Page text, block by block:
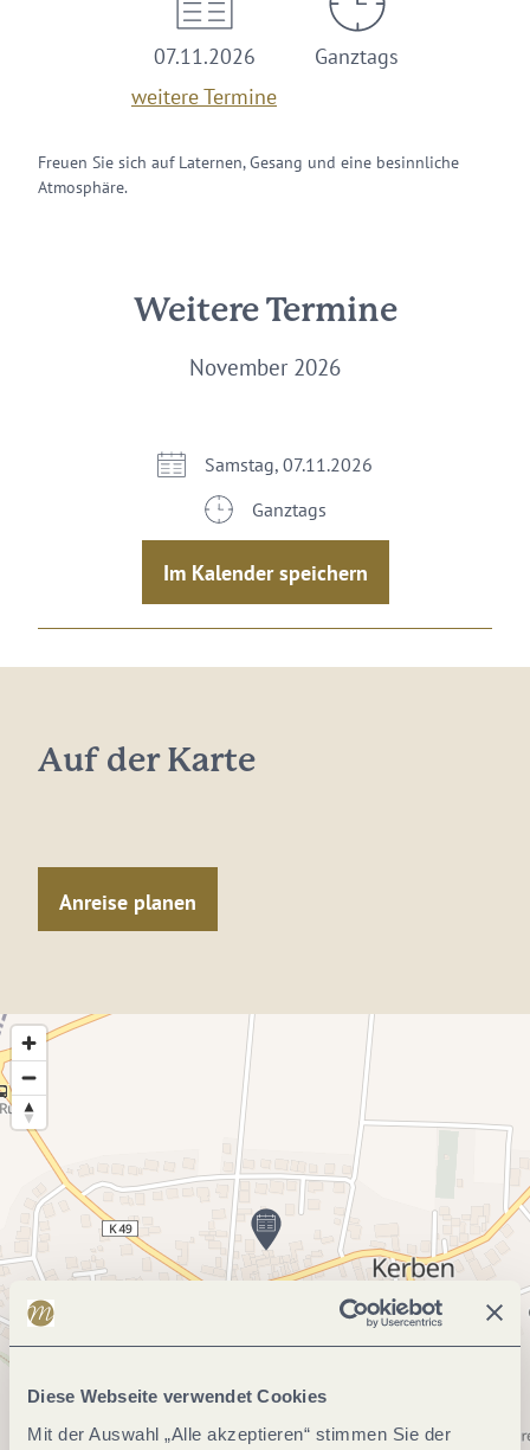
Diese Webseite verwendet Cookies
Mit der Auswahl „Alle akzeptieren“ stimmen Sie der
07.11.2026
weitere Termine
Ganztags
Freuen Sie sich auf Laternen, Gesang und eine besinnliche
Atmosphäre.
Weitere Termine
November 2026
Samstag, 07.11.2026
Ganztags
Im Kalender speichern
Auf der Karte
Anreise planen